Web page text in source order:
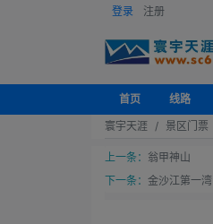
登录 注册
首页 线路
寰宇天涯
景区门票
上一条： 翁甲神山
下一条： 金沙江第一湾